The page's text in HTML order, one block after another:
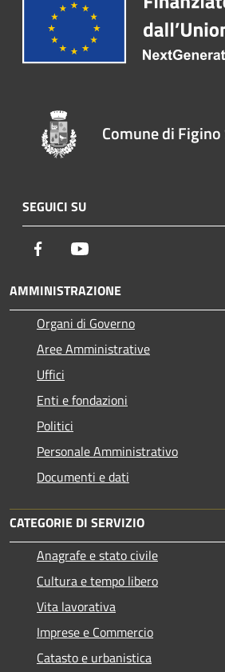
Comune di Figino
SEGUICI SU
Facebook
AMMINISTRAZIONE
Organi di Governo
Aree Amministrative
Uffici
Enti e fondazioni
Politici
Personale Amministrativo
Documenti e dati
CATEGORIE DI SERVIZIO
Anagrafe e stato civile
Cultura e tempo libero
Vita lavorativa
Imprese e Commercio
Catasto e urbanistica